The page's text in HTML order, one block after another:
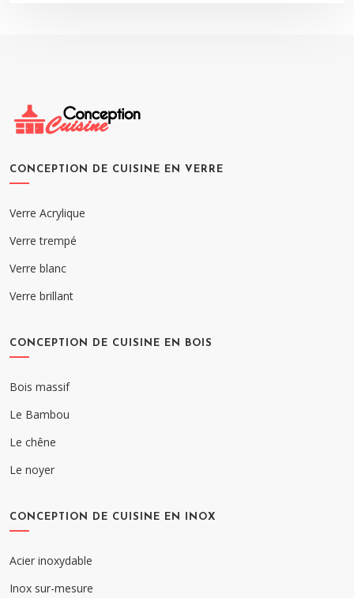
CONCEPTION DE CUISINE EN VERRE
Verre Acrylique
Verre trempé
Verre blanc
Verre brillant
CONCEPTION DE CUISINE EN BOIS
Bois massif
Le Bambou
Le chêne
Le noyer
CONCEPTION DE CUISINE EN INOX
Acier inoxydable
Inox sur-mesure